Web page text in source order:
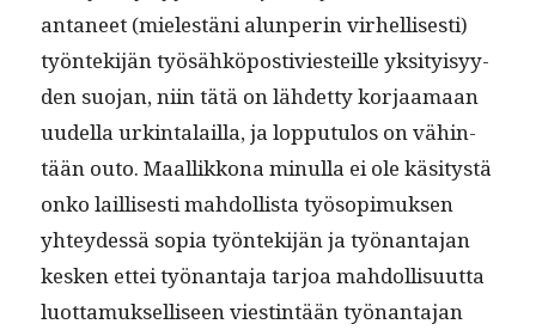
anta­neet (mielestäni alun­perin virhellis­es­ti)
työn­tek­i­jän työsähkö­pos­tivi­esteille yksi­ty­isyy­
den suo­jan, niin tätä on lähdet­ty kor­jaa­maan
uudel­la urk­in­ta­lail­la, ja lop­putu­los on vähin­
tään outo. Maal­likkona min­ul­la ei ole käsi­tys­tä
onko lail­lis­es­ti mah­dol­lista työ­sopimuk­sen
yhtey­dessä sopia työn­tek­i­jän ja työ­nan­ta­jan
kesken ettei työ­nan­ta­ja tar­joa mah­dol­lisu­ut­ta
luot­ta­muk­sel­liseen viestin­tään työ­nan­ta­jan